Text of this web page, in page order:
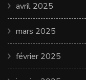
avril 2025
mars 2025
février 2025